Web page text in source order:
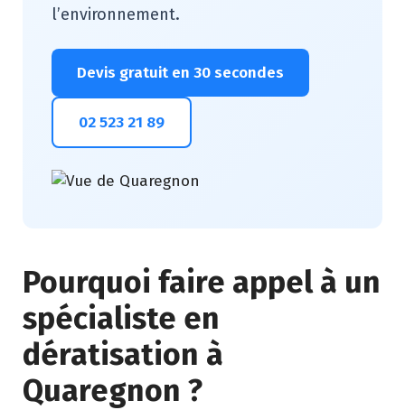
l’environnement.
Devis gratuit en 30 secondes
02 523 21 89
Pourquoi faire appel à un
spécialiste en
dératisation à
Quaregnon ?